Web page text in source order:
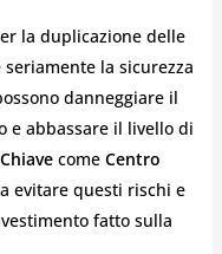
la duplicazione delle
la sicurezza
danneggiare il
abbassare il livello di
come Centro
evitare questi rischi e
fatto sulla